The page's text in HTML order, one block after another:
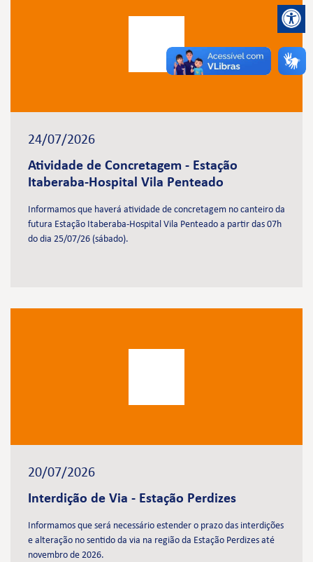
24/07/2026
Atividade de Concretagem - Estação
Itaberaba-Hospital Vila Penteado
Informamos que haverá atividade de concretagem no canteiro da
futura Estação Itaberaba-Hospital Vila Penteado a partir das 07h
do dia 25/07/26 (sábado).
20/07/2026
Interdição de Via - Estação Perdizes
Informamos que será necessário estender o prazo das interdições
e alteração no sentido da via na região da Estação Perdizes até
novembro de 2026.